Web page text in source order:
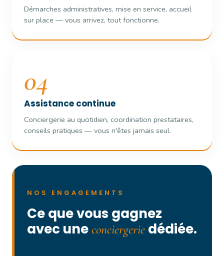
Démarches administratives, mise en service, accueil
sur place — vous arrivez, tout fonctionne.
04
Assistance continue
Conciergerie au quotidien, coordination prestataires,
conseils pratiques — vous n'êtes jamais seul.
NOS ENGAGEMENTS
Ce que vous gagnez
avec uneconciergerie dédiée.